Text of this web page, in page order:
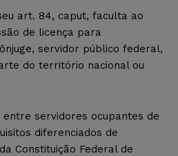
art. 84, caput, faculta ao
de licença para
servidor público federal,
do território nacional ou
entre servidores ocupantes de
diferenciados de
Constituição Federal de